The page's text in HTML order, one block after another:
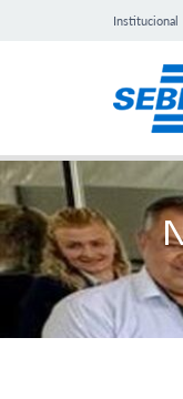
Institucional